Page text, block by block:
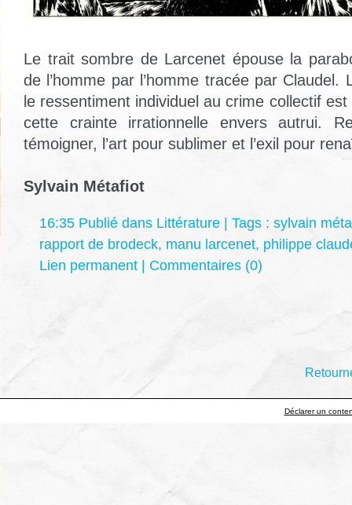
Le trait sombre de Larcenet épouse la
de l’homme par l’homme tracée par
le ressentiment individuel au crime collectif
cette crainte irrationnelle envers autrui.
témoigner, l’art pour sublimer et l’exil pour
Sylvain Métafiot
16:35 Publié dans Littérature | Tags : sylvain
rapport de brodeck, manu larcenet, philippe
Lien permanent
Commentaires (0)
Déclarer un